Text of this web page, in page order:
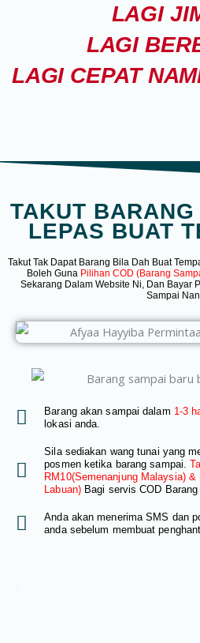
LAGI
LAGI
LAGI CEPAT
TAKUT
LEPAS BUAT
Takut Tak Dapat Barang Bila Dah Buat
Boleh Guna Pilihan COD (Barang
Sekarang Dalam Website Ni, Dan Bayar
Sampai
Barang akan sampai dalam 1-3
lokasi anda.
Sila sediakan wang tunai yang
posmen ketika barang sampai.
RM10(Semenanjung Malaysia) &
Labuan)Bagi servis COD Barang
Anda akan menerima SMS dan
anda sebelum membuat